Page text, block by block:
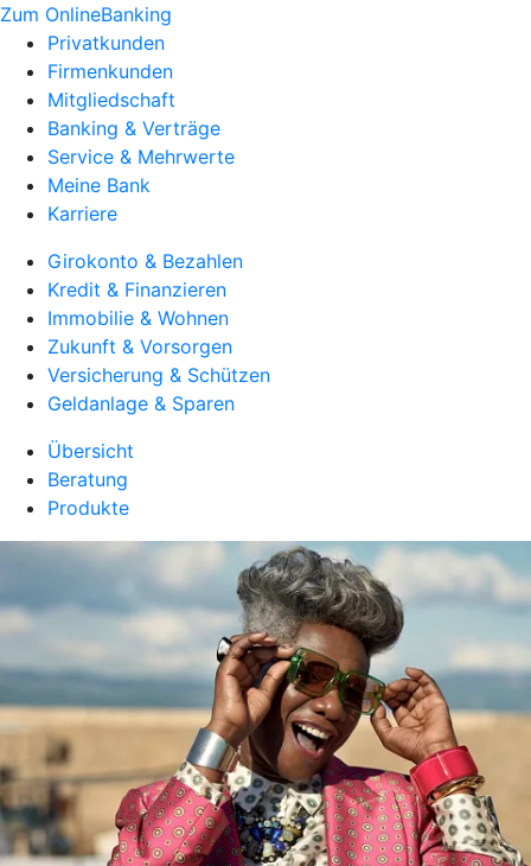
Zum OnlineBanking
Privatkunden
Firmenkunden
Mitgliedschaft
Banking & Verträge
Service & Mehrwerte
Meine Bank
Karriere
Girokonto & Bezahlen
Kredit & Finanzieren
Immobilie & Wohnen
Zukunft & Vorsorgen
Versicherung & Schützen
Geldanlage & Sparen
Übersicht
Beratung
Produkte